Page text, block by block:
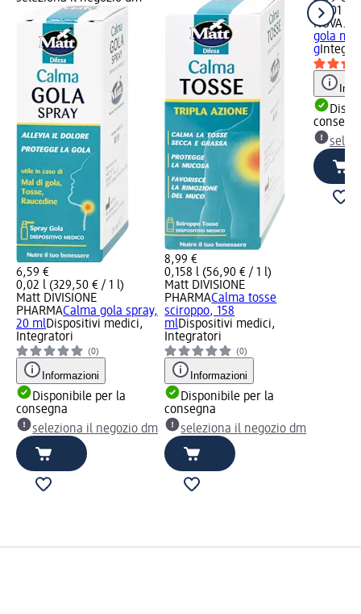
6,59 €
0,02 l (329,50 € / 1 l)
Matt DIVISIONE
PHARMACalma gola spray,
20 mlDispositivi medici,
Integratori
(0)
Informazioni
Disponibile per la
consegna
seleziona il negozio dm
8,99 €
0,158 l (56,90 € / 1 l)
Matt DIVISIONE
PHARMACalma tosse
sciroppo, 158
mlDispositivi medici,
Integratori
(0)
Informazioni
Disponibile per la
consegna
seleziona il negozio dm
0,001
gola
g